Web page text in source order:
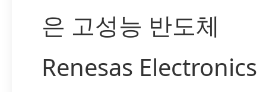
은 고성능 반도체
Renesas Electronics